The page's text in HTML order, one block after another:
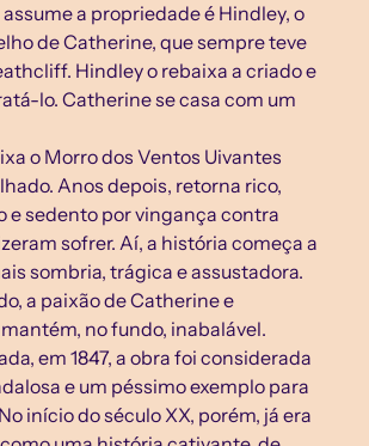
a propriedade é Hindley, o
de Catherine, que sempre teve
Hindley o rebaixa a criado e
lo. Catherine se casa com um
o Morro dos Ventos Uivantes
Anos depois, retorna rico,
e sedento por vingança contra
sofrer. Aí, a história começa a
sombria, trágica e assustadora.
a paixão de Catherine e
no fundo, inabalável.
em 1847, a obra foi considerada
e um péssimo exemplo para
início do século XX, porém, já era